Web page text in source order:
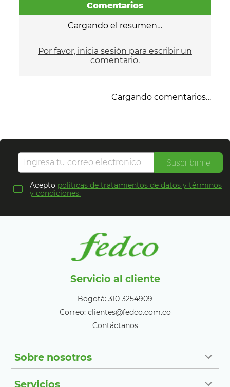
Comentarios
Cargando el resumen…
Por favor, inicia sesión para escribir un
comentario.
Cargando comentarios…
Suscribirme
Acepto políticas de tratamientos de datos y términos
y condiciones.
Servicio al cliente
Bogotá: 310 3254909
Correo: clientes@fedco.com.co
Contáctanos
Sobre nosotros